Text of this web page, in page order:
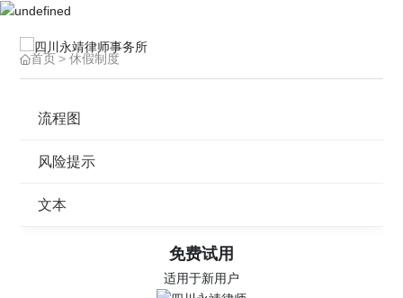
首页 休假制度
流程图
风险提示
文本
免费试用
适用于新用户